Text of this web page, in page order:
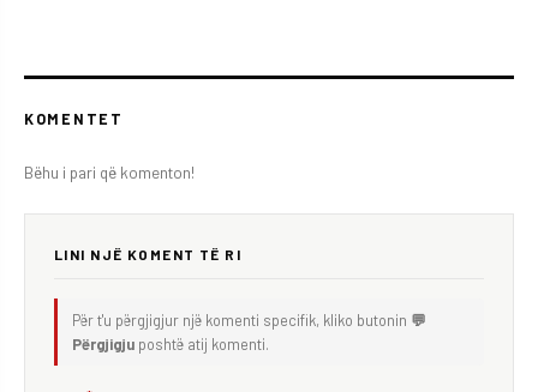
KOMENTET
Bëhu i pari që komenton!
LINI NJË KOMENT TË RI
Për t'u përgjigjur një komenti specifik, kliko butonin 💬
Përgjigju poshtë atij komenti.